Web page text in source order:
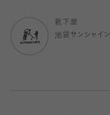
靴下屋
池袋サンシャイン